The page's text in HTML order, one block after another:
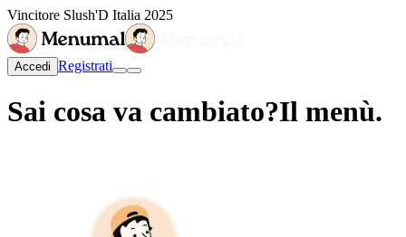
Vincitore Slush'D Italia 2025
Accedi Registrati
Sai cosa va cambiato?Il menù.